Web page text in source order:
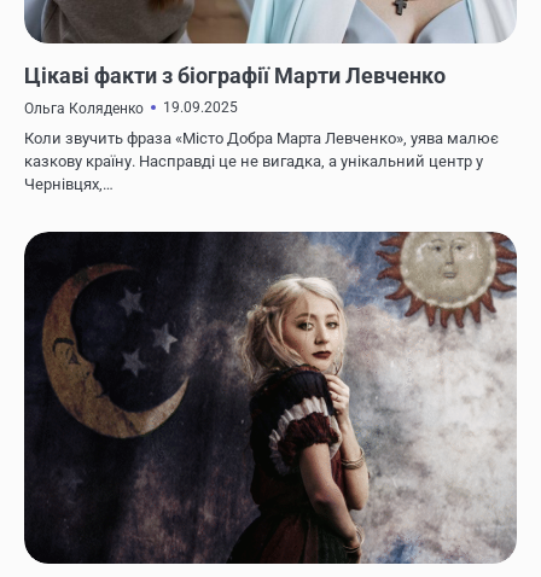
Цікаві факти з біографії Марти Левченко
Ольга Коляденко 19.09.2025
Коли звучить фраза «Місто Добра Марта Левченко», уява малює
казкову країну. Насправді це не вигадка, а унікальний центр у
Чернівцях,…